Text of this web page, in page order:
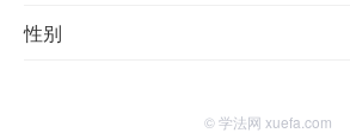
性别
© 学法网 xuefa.com